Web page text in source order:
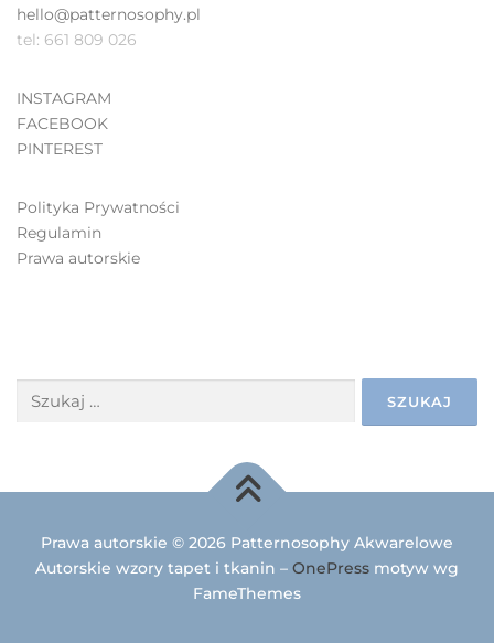
hello@patternosophy.pl
tel: 661 809 026
INSTAGRAM
FACEBOOK
PINTEREST
Polityka Prywatności
Regulamin
Prawa autorskie
Prawa autorskie © 2026 Patternosophy Akwarelowe
Autorskie wzory tapet i tkanin – OnePress motyw wg
FameThemes